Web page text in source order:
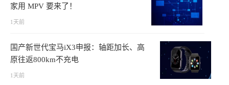
家用 MPV 要来了！
1天前
国产新世代宝马iX3申报：轴距加长、高
原往返800km不充电
1天前